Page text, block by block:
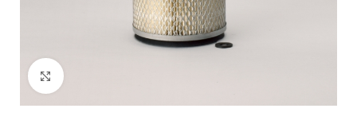
Clic para ampliar